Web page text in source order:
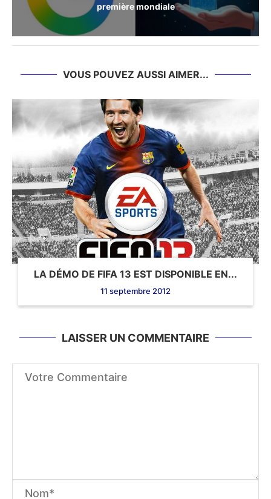
première mondiale
VOUS POUVEZ AUSSI AIMER...
LA DÉMO DE FIFA 13 EST DISPONIBLE EN...
11 septembre 2012
LAISSER UN COMMENTAIRE